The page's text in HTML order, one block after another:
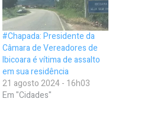
#Chapada: Presidente da
Câmara de Vereadores de
Ibicoara é vítima de assalto
em sua residência
21 agosto 2024 - 16h03
Em "Cidades"